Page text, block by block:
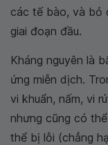
các tế bào, và bỏ
giai đoạn đầu.
Kháng nguyên là
ứng miễn dịch.
vi khuẩn, nấm, vi
nhưng cũng có
thể bị lỗi (chẳng